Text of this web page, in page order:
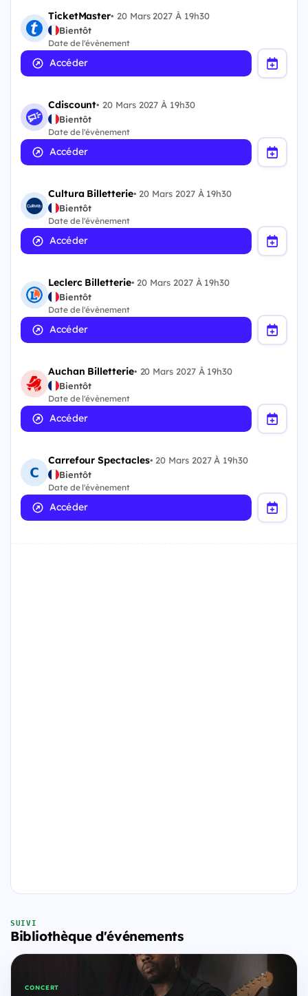
TicketMaster• 20 Mars 2027 À 19h30
Bientôt
Date de l'évènement
Accéder
Cdiscount• 20 Mars 2027 À 19h30
Bientôt
Date de l'évènement
Accéder
Cultura Billetterie• 20 Mars 2027 À 19h30
Bientôt
Date de l'évènement
Accéder
Leclerc Billetterie• 20 Mars 2027 À 19h30
Bientôt
Date de l'évènement
Accéder
Auchan Billetterie• 20 Mars 2027 À 19h30
Bientôt
Date de l'évènement
Accéder
Carrefour Spectacles• 20 Mars 2027 À 19h30
Bientôt
Date de l'évènement
Accéder
SUIVI
Bibliothèque d'événements
CONCERT